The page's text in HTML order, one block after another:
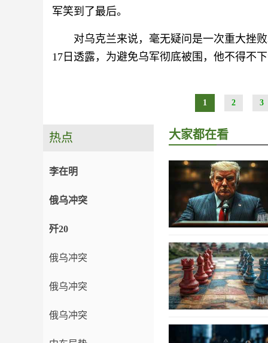
军笑到了最后。
对乌克兰来说，毫无疑问是一次重大挫
17日透露，为避免乌军彻底被围，他不得不
1 2 3
热点
李在明
俄乌冲突
歼20
俄乌冲突
俄乌冲突
俄乌冲突
大家都在看